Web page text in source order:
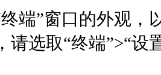
端”窗口的外观，
请选取“终端”>“设